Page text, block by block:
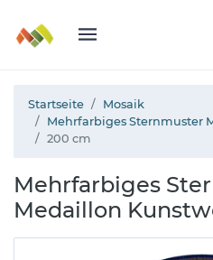
Startseite
Mosaik
Mehrfarbiges Sternmuster
200 cm
Mehrfarbiges
Medaillon